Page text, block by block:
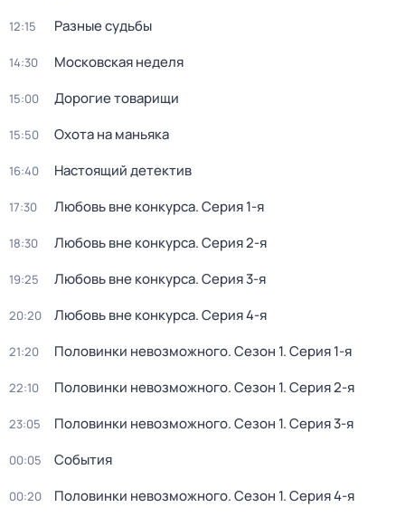
12:15 Разные судьбы
14:30 Московская неделя
15:00 Дорогие товарищи
15:50 Охота на маньяка
16:40 Настоящий детектив
17:30 Любовь вне конкурса. Серия 1-я
18:30 Любовь вне конкурса. Серия 2-я
19:25 Любовь вне конкурса. Серия 3-я
20:20 Любовь вне конкурса. Серия 4-я
21:20 Половинки невозможного. Сезон 1. Серия 1-я
22:10 Половинки невозможного. Сезон 1. Серия 2-я
23:05 Половинки невозможного. Сезон 1. Серия 3-я
00:05 События
00:20 Половинки невозможного. Сезон 1. Серия 4-я